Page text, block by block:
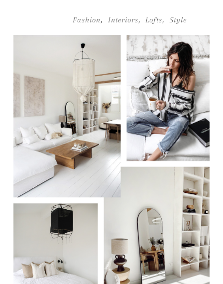
Fashion, Interiors,Lofts,Style